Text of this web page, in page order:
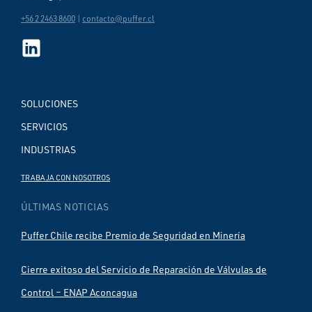
+56 2 2463 8600 | contacto@puffer.cl
SOLUCIONES
SERVICIOS
INDUSTRIAS
TRABAJA CON NOSOTROS
ÚLTIMAS NOTICIAS
Puffer Chile recibe Premio de Seguridad en Minería
Cierre exitoso del Servicio de Reparación de Válvulas de
Control – ENAP Aconcagua